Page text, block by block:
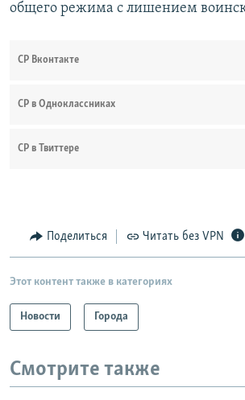
общего режима с лишением
СР Вконтакте
СР в Одноклассниках
СР в Твиттере
Поделиться Читать без VPN
Этот контент также в категориях
Новости Города
Смотрите также